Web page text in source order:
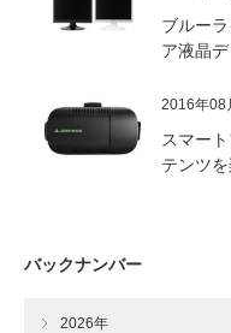
ブルー
ア液晶
2016年08
スマー
テンツ
バックナンバー
2026年